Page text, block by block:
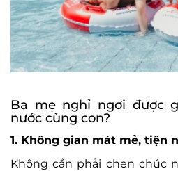
Ba mẹ nghỉ ngơi được
nước cùng con?
1. Không gian mát mẻ, tiện
Không cần phải chen chúc